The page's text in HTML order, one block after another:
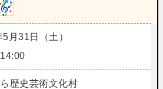
月31日（土）
歴史芸術文化村